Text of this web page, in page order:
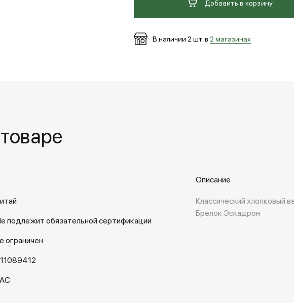
Добавить в корзину
В наличии 2 шт. в 2 магазинах
подлежит обязательной сертификации
ограничен
Описание
Классический хлопковый
Брелок Эскадрон